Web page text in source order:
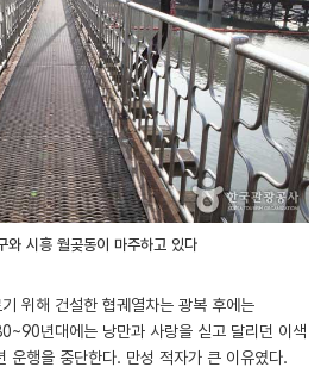
와 시흥 월곶동이 마주하고 있다
위해 건설한 협궤열차는 광복 후에는
년대에는 낭만과 사랑을 싣고 달리던 이색
운행을 중단한다. 만성 적자가 큰 이유였다.